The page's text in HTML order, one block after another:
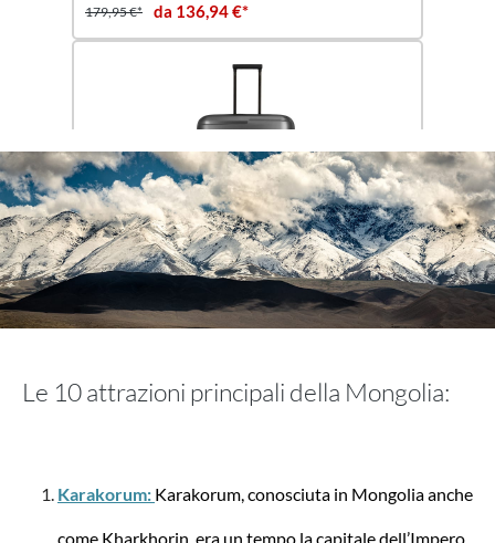
179,95 €* da 136,94 €*
Travelite
Trolley con 4 ruote Air Base L 105 litri
-10%
Le 10 attrazioni principali della Mongolia:
Karakorum: Karakorum, conosciuta in Mongolia anche
come Kharkhorin, era un tempo la capitale dell’Impero